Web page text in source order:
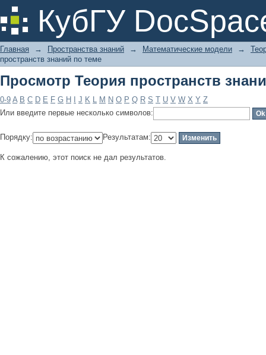
КубГУ
Просмотр Теория пространств
Главная → Пространства знаний → Математические модели →
пространств знаний по теме
Просмотр Теория пространств
0-9 A B C D E F G H J K L M N O P Q R S T U V W X Y Z
Или введите первые несколько символов:
Порядку: Результатам:
К сожалению, этот поиск не дал результатов.